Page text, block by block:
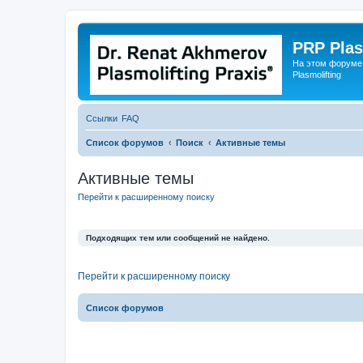
PRP
На этом форуме
Plasmolifting
Ссылки FAQ
Список форумов Поиск Активные темы
Активные темы
Перейти к расширенному поиску
Подходящих тем или сообщений не найдено.
Перейти к расширенному поиску
Список форумов